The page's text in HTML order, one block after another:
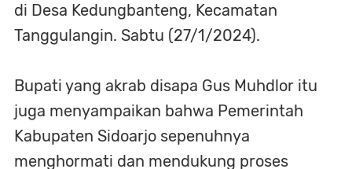
di Desa Kedungbanteng, Kecamatan
Tanggulangin. Sabtu (27/1/2024).
Bupati yang akrab disapa Gus Muhdlor itu
juga menyampaikan bahwa Pemerintah
Kabupaten Sidoarjo sepenuhnya
menghormati dan mendukung proses